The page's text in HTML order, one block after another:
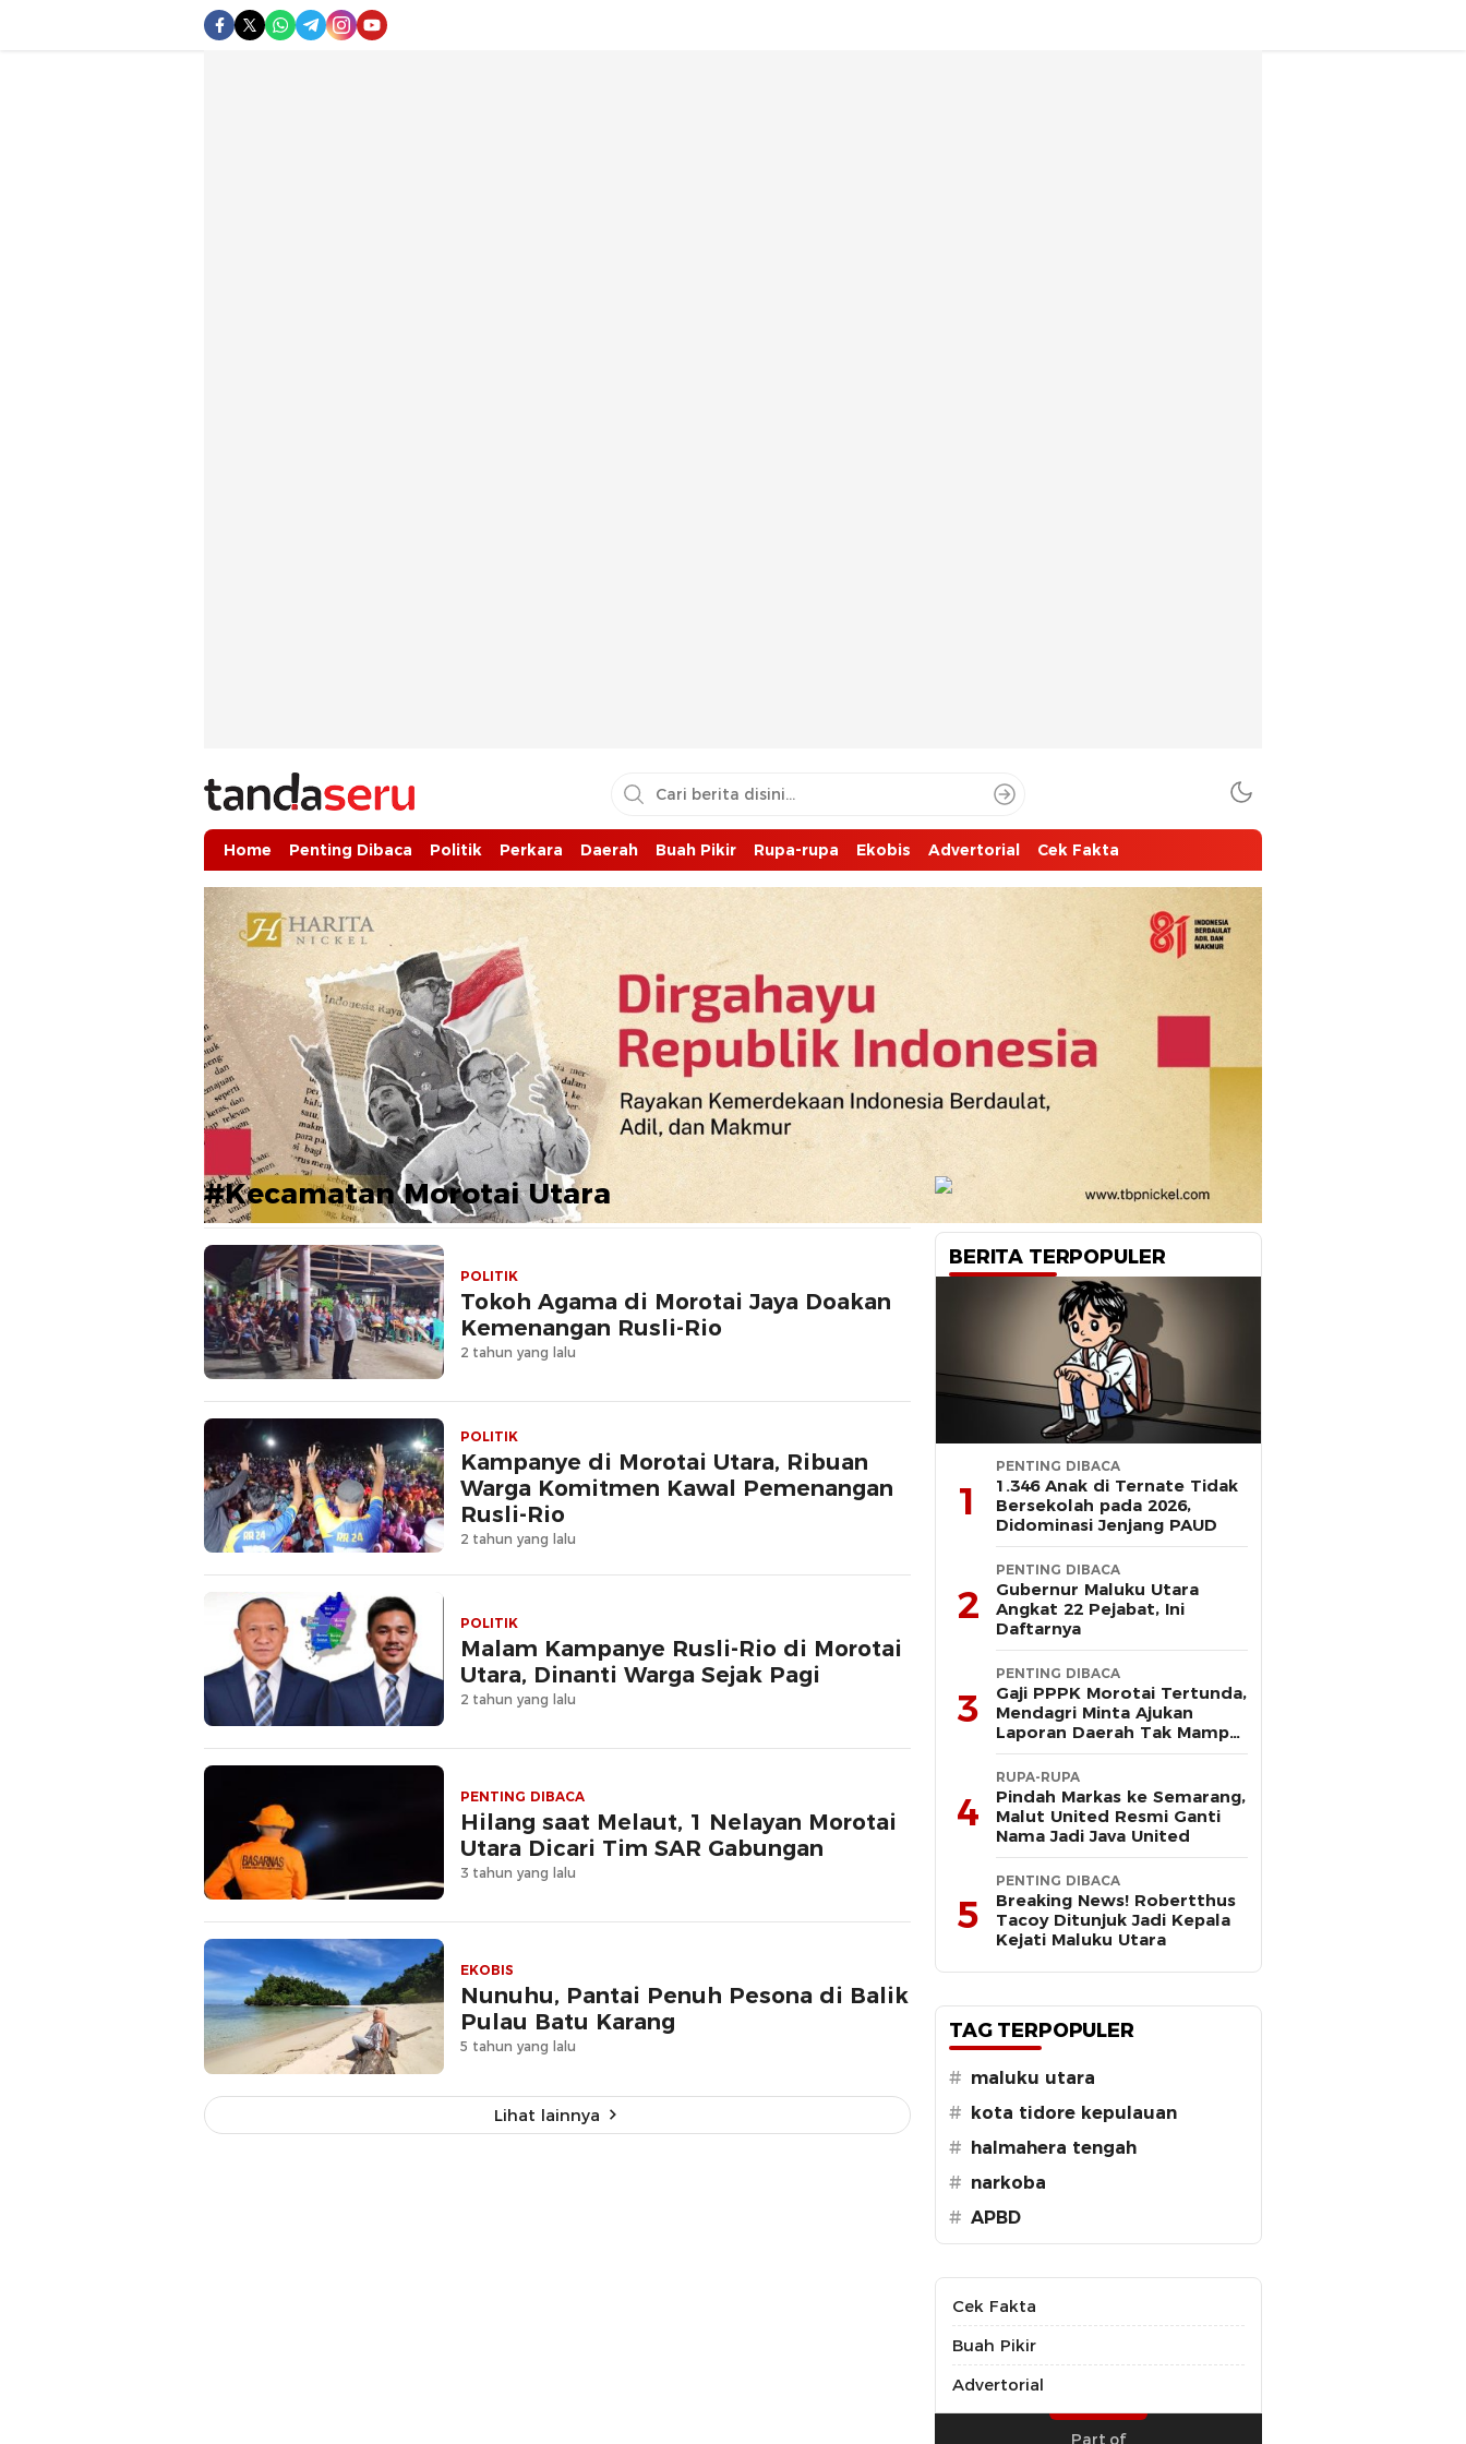
tandaseru.com | Penting Dibaca
tandaseru.com
Home Penting Dibaca Politik Perkara Daerah Buah Pikir Rupa-rupa Ekobis Advertorial Cek Fakta
#Kecamatan Morotai Utara
POLITIK
Tokoh Agama di Morotai Jaya Doakan
Kemenangan Rusli-Rio
2 tahun yang lalu
POLITIK
Kampanye di Morotai Utara, Ribuan
Warga Komitmen Kawal Pemenangan
Rusli-Rio
2 tahun yang lalu
POLITIK
Malam Kampanye Rusli-Rio di Morotai
Utara, Dinanti Warga Sejak Pagi
2 tahun yang lalu
PENTING DIBACA
Hilang saat Melaut, 1 Nelayan Morotai
Utara Dicari Tim SAR Gabungan
3 tahun yang lalu
EKOBIS
Nunuhu, Pantai Penuh Pesona di Balik
Pulau Batu Karang
5 tahun yang lalu
Lihat lainnya
BERITA TERPOPULER
1
PENTING DIBACA
1.346 Anak di Ternate Tidak
Bersekolah pada 2026,
Didominasi Jenjang PAUD
2
PENTING DIBACA
Gubernur Maluku Utara
Angkat 22 Pejabat, Ini
Daftarnya
3
PENTING DIBACA
Gaji PPPK Morotai Tertunda,
Mendagri Minta Ajukan
Laporan Daerah Tak Mampu
Bayar Pegawai
4
RUPA-RUPA
Pindah Markas ke Semarang,
Malut United Resmi Ganti
Nama Jadi Java United
5
PENTING DIBACA
Breaking News! Robertthus
Tacoy Ditunjuk Jadi Kepala
Kejati Maluku Utara
TAG TERPOPULER
# maluku utara
#
kota tidore kepulauan
#
halmahera tengah
# narkoba
# APBD
Cek Fakta
Buah Pikir
Advertorial